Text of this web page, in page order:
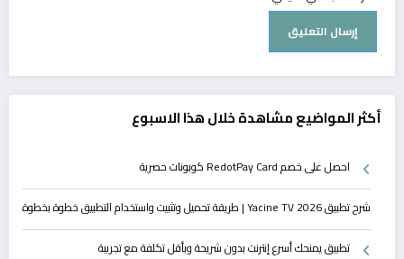
أكثر المواضيع مشاهدة خلال هذا الاسبوع
احصل على خصم RedotPay Card كوبونات حصرية
شرح تطبيق Yacine TV 2026 | طريقة تحميل وتثبيت واستخدام التطبيق خطوة بخطوة
تطبيق يمنحك أسرع إنترنت بدون شريحة وبأقل تكلفة مع تجريبة